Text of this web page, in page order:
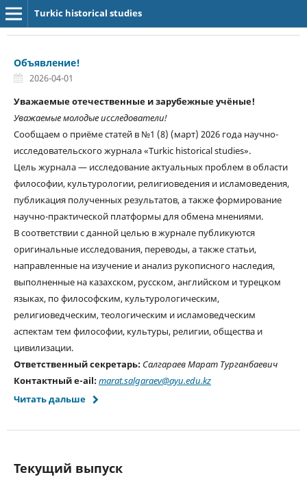
Turkic historical studies
Объявление!
2026-04-01
Уважаемые отечественные и зарубежные учёные!
Уважаемые молодые исследователи!
Сообщаем о приёме статей в №1 (8) (март) 2026 года научно-
исследовательского журнала «Turkic historical studies».
Цель журнала — исследование актуальных проблем в области
философии, культурологии, религиоведения и исламоведения,
публикация полученных результатов, а также формирование
научно-практической платформы для обмена мнениями.
В соответствии с данной целью в журнале публикуются
оригинальные исследования, переводы, а также статьи,
направленные на изучение и анализ рукописного наследия,
выполненные на казахском, русском, английском и турецком
языках, по философским, культурологическим,
религиоведческим, теологическим и исламоведческим
аспектам тем философии, культуры, религии, общества и
цивилизации.
Ответственный секретарь: СалгараевМарат Турганбаевич
Контактный e-ail:marat.salgaraev@ayu.edu.kz
Читать дальше
Текущий выпуск